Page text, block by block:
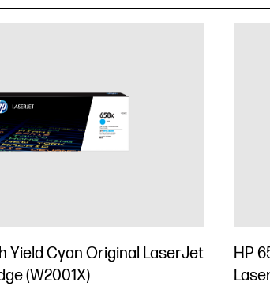
Yield Cyan Original LaserJet
(W2001X)
HP